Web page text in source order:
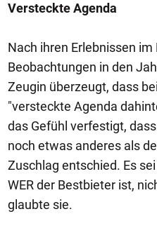
Versteckte Agenda
Nach ihren Erlebnissen
Beobachtungen in den
Zeugin überzeugt, dass
"versteckte Agenda
das Gefühl verfestigt,
noch etwas anderes als
Zuschlag entschied. Es
WER der Bestbieter ist,
glaubte sie.